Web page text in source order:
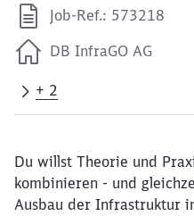
Job-Ref.: 573218
DB InfraGO AG
+ 2
Du willst Theorie und
kombinieren - und
Ausbau der Infrastruktur